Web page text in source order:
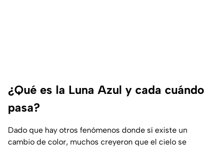
¿Qué es la Luna Azul y cada cuándo
pasa?
Dado que hay otros fenómenos donde sí existe un
cambio de color, muchos creyeron que el cielo se